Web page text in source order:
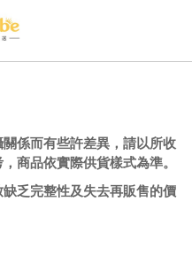
係而有些許差異，請以所收
商品依實際供貨樣式為準。
乏完整性及失去再販售的價